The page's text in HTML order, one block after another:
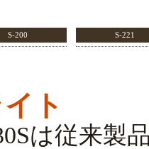
S-200 S-221
ト
は従来製